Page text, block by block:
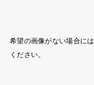
希望の画像がない場合には
ください。